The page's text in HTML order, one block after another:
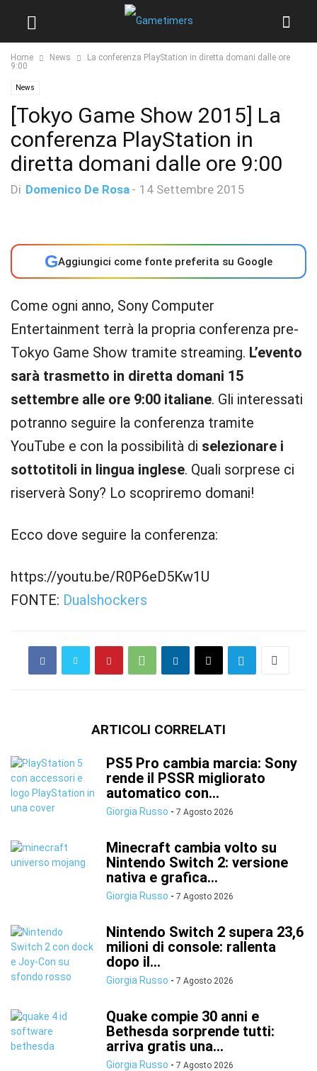
Home News
La conferenza PlayStation in diretta domani dalle ore
9:00
News
[Tokyo Game Show 2015] La
conferenza PlayStation in
diretta domani dalle ore 9:00
Di Domenico De Rosa - 14 Settembre 2015
GAggiungici come fonte preferita su Google
Come ogni anno, Sony Computer
Entertainment terrà la propria conferenza pre-
Tokyo Game Show tramite streaming. L’evento
sarà trasmetto in diretta domani 15
settembre alle ore 9:00 italiane. Gli interessati
potranno seguire la conferenza tramite
YouTube e con la possibilità di selezionare i
sottotitoli in lingua inglese. Quali sorprese ci
riserverà Sony? Lo scopriremo domani!
Ecco dove seguire la conferenza:
https://youtu.be/R0P6eD5Kw1U
FONTE: Dualshockers
ARTICOLI CORRELATI
PS5 Pro cambia marcia: Sony
rende il PSSR migliorato
automatico con...
Giorgia Russo - 7 Agosto 2026
Minecraft cambia volto su
Nintendo Switch 2: versione
nativa e grafica...
Giorgia Russo - 7 Agosto 2026
Nintendo Switch 2 supera 23,6
milioni di console: rallenta
dopo il...
Giorgia Russo - 7 Agosto 2026
Quake compie 30 anni e
Bethesda sorprende tutti:
arriva gratis una...
Giorgia Russo - 7 Agosto 2026